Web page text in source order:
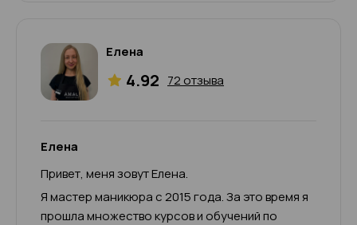
Елена
4.92 72 отзыва
Елена
Привет, меня зовут Елена.
Я мастер маникюра с 2015 года. За это время я
прошла множество курсов и обучений по